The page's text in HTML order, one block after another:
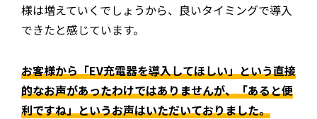
様は増えていくでしょうから、良いタイミングで導入
できたと感じています。
お客様から「EV充電器を導入してほしい」という直接
的なお声があったわけではありませんが、「あると便
利ですね」というお声はいただいておりました。